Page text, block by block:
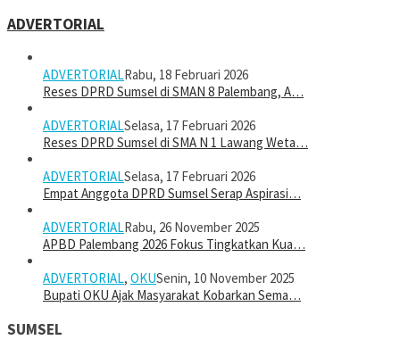
ADVERTORIAL
ADVERTORIALRabu, 18 Februari 2026
Reses DPRD Sumsel di SMAN 8 Palembang, A…
ADVERTORIALSelasa, 17 Februari 2026
Reses DPRD Sumsel di SMA N 1 Lawang Weta…
ADVERTORIALSelasa, 17 Februari 2026
Empat Anggota DPRD Sumsel Serap Aspirasi…
ADVERTORIALRabu, 26 November 2025
APBD Palembang 2026 Fokus Tingkatkan Kua…
ADVERTORIAL, OKUSenin, 10 November 2025
Bupati OKU Ajak Masyarakat Kobarkan Sema…
SUMSEL